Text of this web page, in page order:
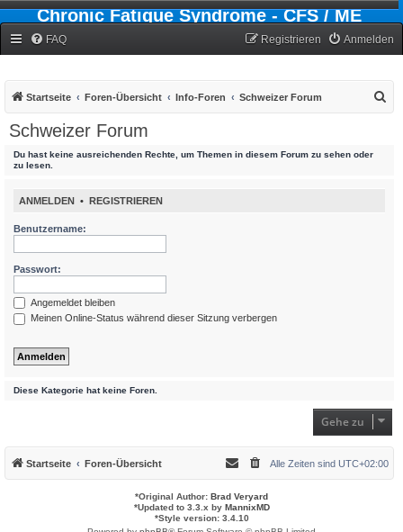
Chronic Fatigue Syndrome - CFS / ME
FAQ Anmelden
Registrieren
Startseite Foren-Übersicht Info-Foren Schweizer Forum
Schweizer Forum
Du hast keine ausreichenden Rechte, um Themen in diesem Forum zu sehen oder
zu lesen.
ANMELDEN • REGISTRIEREN
Benutzername:
Passwort:
Angemeldet bleiben
Meinen Online-Status während dieser Sitzung verbergen
Diese Kategorie hat keine Foren.
Gehe zu
Startseite Foren-Übersicht Alle Zeiten sind UTC+02:00
*Original Author: Brad Veryard
*Updated to 3.3.x by MannixMD
*Style version: 3.4.10